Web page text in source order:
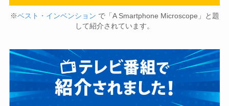
※ベスト・インベンション で「A Smartphone Microscope」と題
して紹介されています。